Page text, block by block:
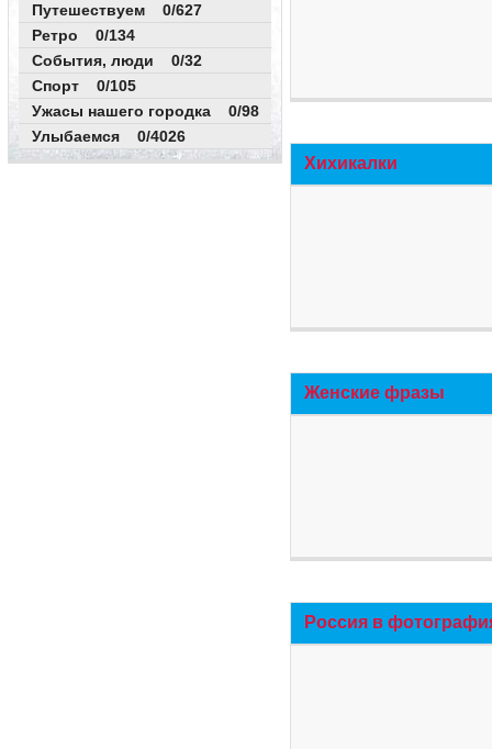
Путешествуем 0/627
Ретро 0/134
События, люди 0/32
Спорт 0/105
Ужасы нашего городка 0/98
Улыбаемся 0/4026
Хихикалки
Женские фразы
Россия в